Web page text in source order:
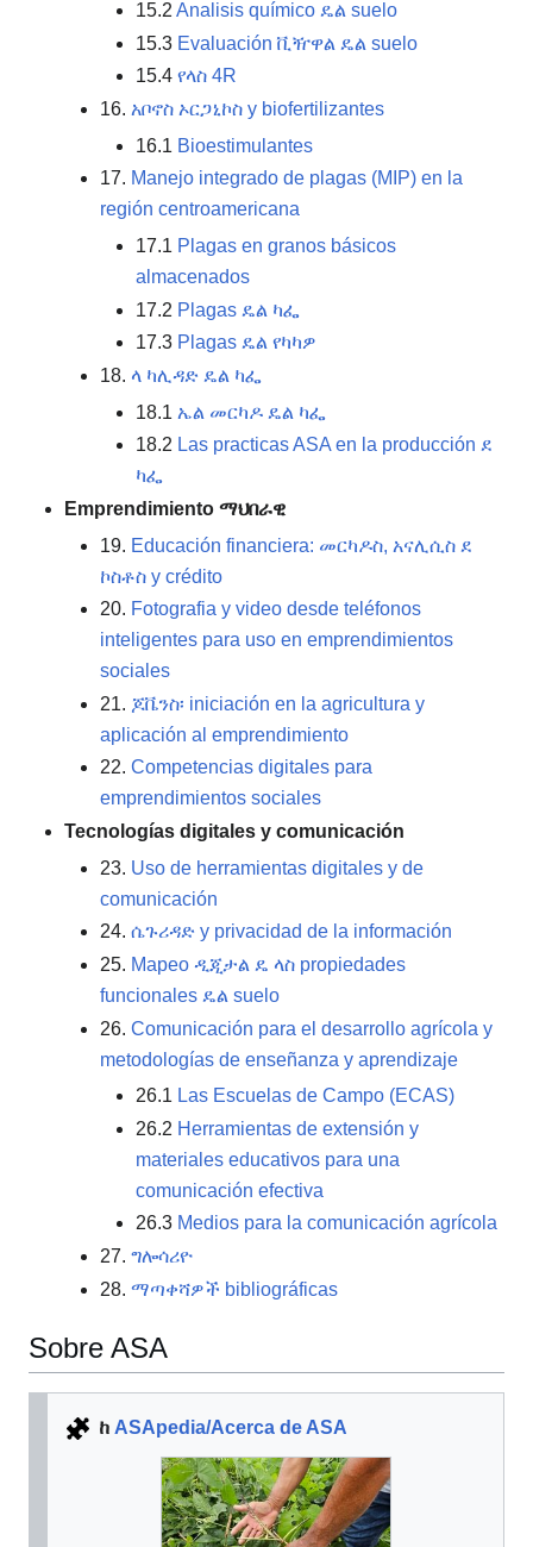
15.2 Analisis químico ዴል suelo
15.3 Evaluación ቪዥዋል ዴል suelo
15.4 የላስ 4R
16. አቦኖስ ኦርጋኒኮስ y biofertilizantes
16.1 Bioestimulantes
17. Manejo integrado de plagas (MIP) en la
región centroamericana
17.1 Plagas en granos básicos
almacenados
17.2 Plagas ዴል ካፌ
17.3 Plagas ዴል የካካዎ
18. ላ ካሊዳድ ዴል ካፌ
18.1 ኤል መርካዶ ዴል ካፌ
18.2 Las practicas ASA en la producción ደ
ካፌ
Emprendimiento ማህበራዊ
19. Educación financiera: መርካዶስ, አናሊሲስ ደ
ኮስቶስ y crédito
20. Fotografia y video desde teléfonos
inteligentes para uso en emprendimientos
sociales
21. ጆቬንስ፡ iniciación en la agricultura y
aplicación al emprendimiento
22. Competencias digitales para
emprendimientos sociales
Tecnologías digitales y comunicación
23. Uso de herramientas digitales y de
comunicación
24. ሴጉሪዳድ y privacidad de la información
25. Mapeo ዲጂታል ዴ ላስ propiedades
funcionales ዴል suelo
26. Comunicación para el desarrollo agrícola y
metodologías de enseñanza y aprendizaje
26.1 Las Escuelas de Campo (ECAS)
26.2 Herramientas de extensión y
materiales educativos para una
comunicación efectiva
26.3 Medios para la comunicación agrícola
27. ግሎሳሪዮ
28. ማጣቀሻዎች bibliográficas
Sobre ASA
ከ ASApedia/Acerca de ASA